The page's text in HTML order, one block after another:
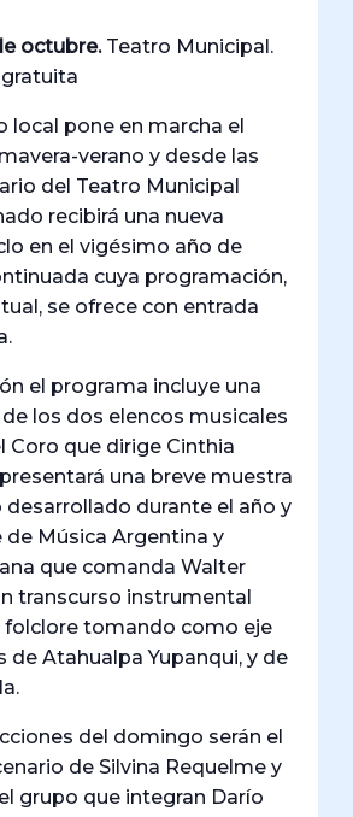
octubre.Teatro Municipal.
gratuita
local pone en marcha el
verano y desde las
del Teatro Municipal
recibirá una nueva
en el vigésimo año de
cuya programación,
se ofrece con entrada
el programa incluye una
los dos elencos musicales
Coro que dirige Cinthia
una breve muestra
durante el año y
de Música Argentina y
que comanda Walter
transcurso instrumental
folclore tomando como eje
de Atahualpa Yupanqui, y de
del domingo serán el
de Silvina Requelme y
grupo que integran Darío